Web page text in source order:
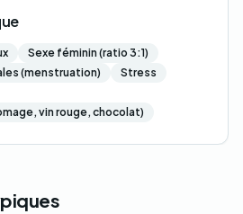
Sexe féminin (ratio 3:1)
(menstruation)
Stress
vin rouge, chocolat)